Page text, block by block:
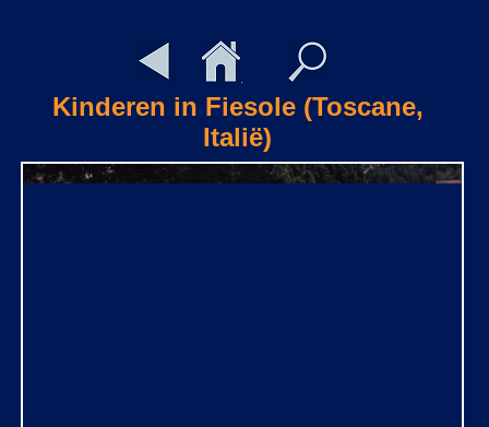
Kinderen in Fiesole (Toscane,
Italië)